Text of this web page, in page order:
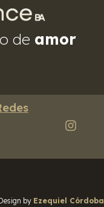
de amor
by Ezequiel Córdoba